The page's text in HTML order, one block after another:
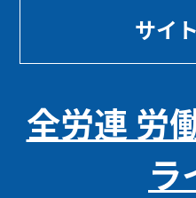
サイ
全労連 労
ラ